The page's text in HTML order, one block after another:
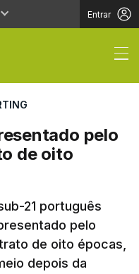
Entrar
pelo
de oito
21 português
pelo
de oito épocas,
depois da